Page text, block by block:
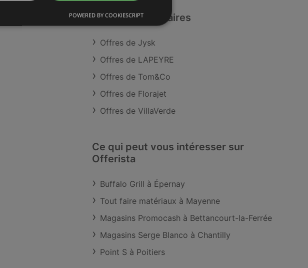
Détaillants similaires
Offres de Jysk
Offres de LAPEYRE
Offres de Tom&Co
Offres de Florajet
Offres de VillaVerde
Ce qui peut vous intéresser sur
Offerista
Buffalo Grill à Épernay
Tout faire matériaux à Mayenne
Magasins Promocash à Bettancourt-la-Ferrée
Magasins Serge Blanco à Chantilly
Point S à Poitiers
POWERED BY COOKIESCRIPT